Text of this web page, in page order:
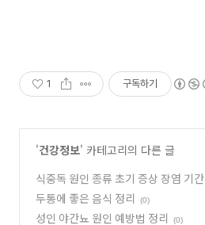
1 구독하기
'건강정보' 카테고리의 다른 글
식중독 원인 종류 초기 증상 장염 기간
두통에 좋은 음식 정리 (0)
성인 야간뇨 원인 예방법 정리 (0)